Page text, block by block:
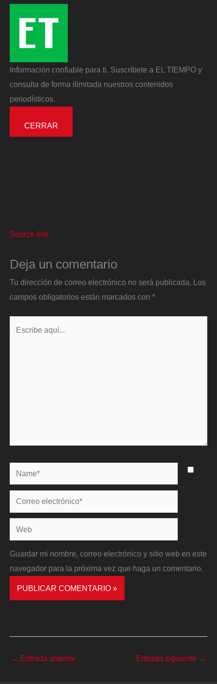
Información confiable para ti. Suscríbete a EL TIEMPO y
consulta de forma ilimitada nuestros contenidos
periodísticos.
CERRAR
Source link
Deja un comentario
Tu dirección de correo electrónico no será publicada. Los
campos obligatorios están marcados con *
Name*
Correo
electrónico*
Web
Guardar mi nombre, correo electrónico y sitio web en este
navegador para la próxima vez que haga un comentario.
← Entrada anterior Entrada siguiente →